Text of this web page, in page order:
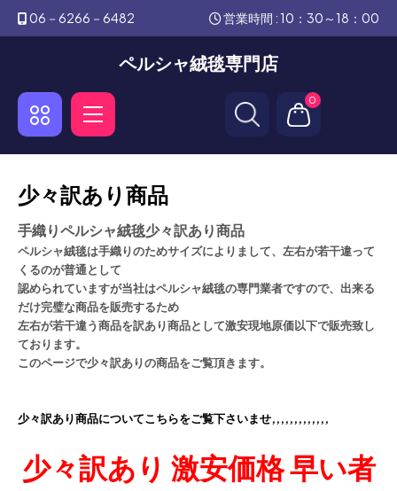
06－6266－6482 営業時間 : 10：30～18：00
ペルシャ絨毯専門店
0
少々訳あり商品
手織りペルシャ絨毯少々訳あり商品
ペルシャ絨毯は手織りのためサイズによりまして、左右が若干違って
くるのが普通として
認められていますが当社はペルシャ絨毯の専門業者ですので、出来る
だけ完璧な商品を販売するため
左右が若干違う商品を訳あり商品として激安現地原価以下で販売致し
ております。
このページで少々訳ありの商品をご覧頂きます。
少々訳あり商品についてこちらをご覧下さいませ,,,,,,,,,,,,,
少々訳あり 激安価格 早い者